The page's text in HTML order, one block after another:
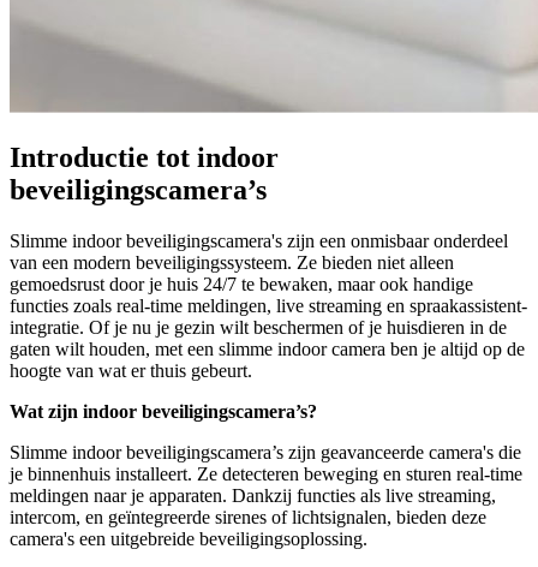
Introductie tot indoor
beveiligingscamera’s
Slimme indoor beveiligingscamera's zijn een onmisbaar onderdeel
van een modern beveiligingssysteem. Ze bieden niet alleen
gemoedsrust door je huis 24/7 te bewaken, maar ook handige
functies zoals real-time meldingen, live streaming en spraakassistent-
integratie. Of je nu je gezin wilt beschermen of je huisdieren in de
gaten wilt houden, met een slimme indoor camera ben je altijd op de
hoogte van wat er thuis gebeurt.
Wat zijn indoor beveiligingscamera’s?
Slimme indoor beveiligingscamera’s zijn geavanceerde camera's die
je binnenhuis installeert. Ze detecteren beweging en sturen real-time
meldingen naar je apparaten. Dankzij functies als live streaming,
intercom, en geïntegreerde sirenes of lichtsignalen, bieden deze
camera's een uitgebreide beveiligingsoplossing.